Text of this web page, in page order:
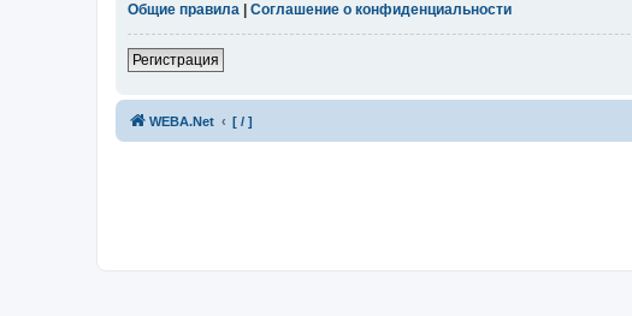
Общие правила
Соглашение о конфиденциальности
Регистрация
WEBA.Net [ / ]